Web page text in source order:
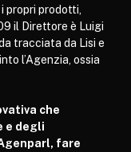
propri prodotti,
il Direttore è Luigi
tracciata da Lisi e
l’Agenzia, ossia
che
e degli
fare